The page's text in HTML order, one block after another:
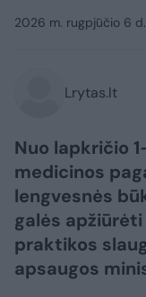
2026 m. rugpjūčio 6 d.
Lrytas.lt
Nuo lapkričio
medicinos
lengvesnės
galės
praktikos
apsaugos